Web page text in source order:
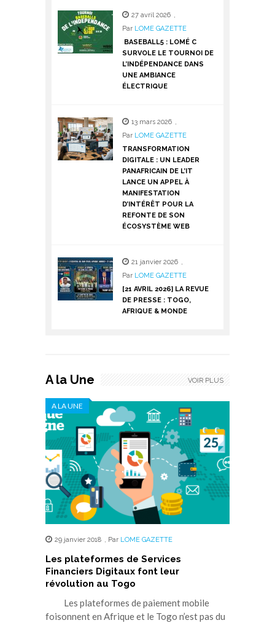
27 avril 2026 ,
Par LOME GAZETTE
BASEBALL5 : LOMÉ C
SURVOLE LE TOURNOI DE
L’INDÉPENDANCE DANS
UNE AMBIANCE
ÉLECTRIQUE
13 mars 2026 ,
Par LOME GAZETTE
TRANSFORMATION
DIGITALE : UN LEADER
PANAFRICAIN DE L’IT
LANCE UN APPEL À
MANIFESTATION
D’INTÉRÊT POUR LA
REFONTE DE SON
ÉCOSYSTÈME WEB
21 janvier 2026 ,
Par LOME GAZETTE
[21 AVRIL 2026] LA REVUE
DE PRESSE : TOGO,
AFRIQUE & MONDE
A la Une
A LA UNE
29 janvier 2018 , Par LOME GAZETTE
Les plateformes de Services
Financiers Digitaux font leur
révolution au Togo
Les plateformes de paiement mobile
foisonnent en Afrique et le Togo n’est pas du
VOIR PLUS